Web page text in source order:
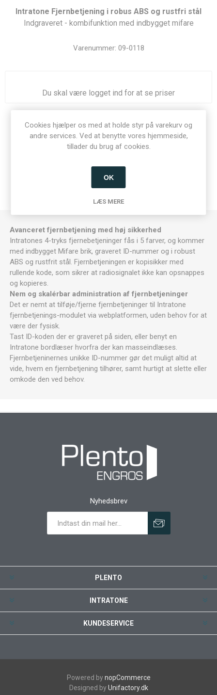
Intratone Fjernbetjening i robus ABS og rustfri stål
Indgraveret - kombifunktion med indbygget mifare
Varenummer: 09-0118
Du skal være logget ind for at se priser
Del:
BESKRIVELSE
KONTAKT OS
Avanceret fjernbetjening med høj sikkerhed
Intratones 4-tryks fjernebetjeninger fås i 5 farver, og kommer
med indbygget Mifare brik, graveret ID-nummer og i robust
ABS og rustfrit stål. Fjernbetjeningen er kopisikker med
rullende kode, som sikrer at radiosignalet ikke kan opsnappes
og kopieres.
Nem og skalérbar administration af fjernbetjeninger
Det er nemt at tilføje/fjerne fjernbetjeninger til Intratone
fjernbetjenings-modulet via webplatformen, uden behov for at
være der fysisk.
Tast ID-koden der er graveret på siden, eller benyt en
Intratone bordlæser hvorfra der kan masseindlæses.
Fjernbetjeninernes unikke ID-nummer gør det muligt altid at
vide, hvem en fjernbetjening tilhører, samt hurtigt at slette eller
omkode den ved behov.
Nyhedsbrev
PLENTO
INTRATONE
KUNDESERVICE
Powered bynopCommerce
Designed byUnifactory.dk
Cookies hjælper os med at holde styr på varekurv og
andre services. Ved at benytte vores hjemmeside,
tillader du brug af cookies.
OK
LÆS MERE